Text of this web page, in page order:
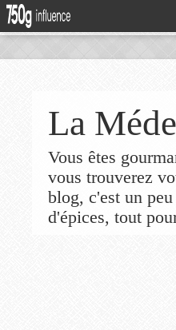
La
Vous êtes
vous trouverez
blog, c'est un
d'épices, tout